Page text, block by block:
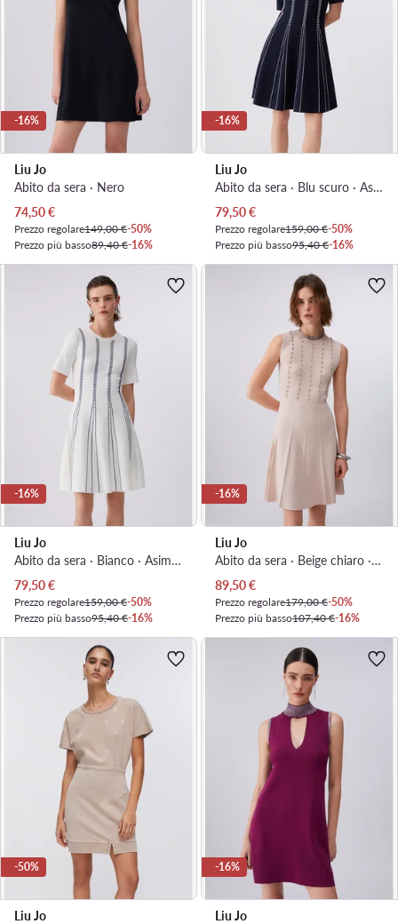
-16%
Liu Jo
Abito da sera · Nero
Prezzo attuale
74,50€
Prezzo regolare149,00 €-50%
Prezzo più basso89,40 €-16%
-16%
Liu Jo
Abito da sera · Blu scuro · Asimmetrica
Prezzo attuale
79,50€
Prezzo regolare159,00 €-50%
Prezzo più basso95,40 €-16%
-16%
Liu Jo
Abito da sera · Bianco · Asimmetrica
Prezzo attuale
79,50€
Prezzo regolare159,00 €-50%
Prezzo più basso95,40 €-16%
-16%
Liu Jo
Abito da sera · Beige chiaro · Asimmetrica
Prezzo attuale
89,50€
Prezzo regolare179,00 €-50%
Prezzo più basso107,40 €-16%
-50%
Liu Jo
-16%
Liu Jo